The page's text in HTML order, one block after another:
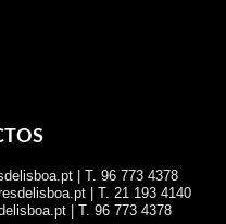
| T. 96 773 4378
| T. 21 193 4140
| T. 96 773 4378